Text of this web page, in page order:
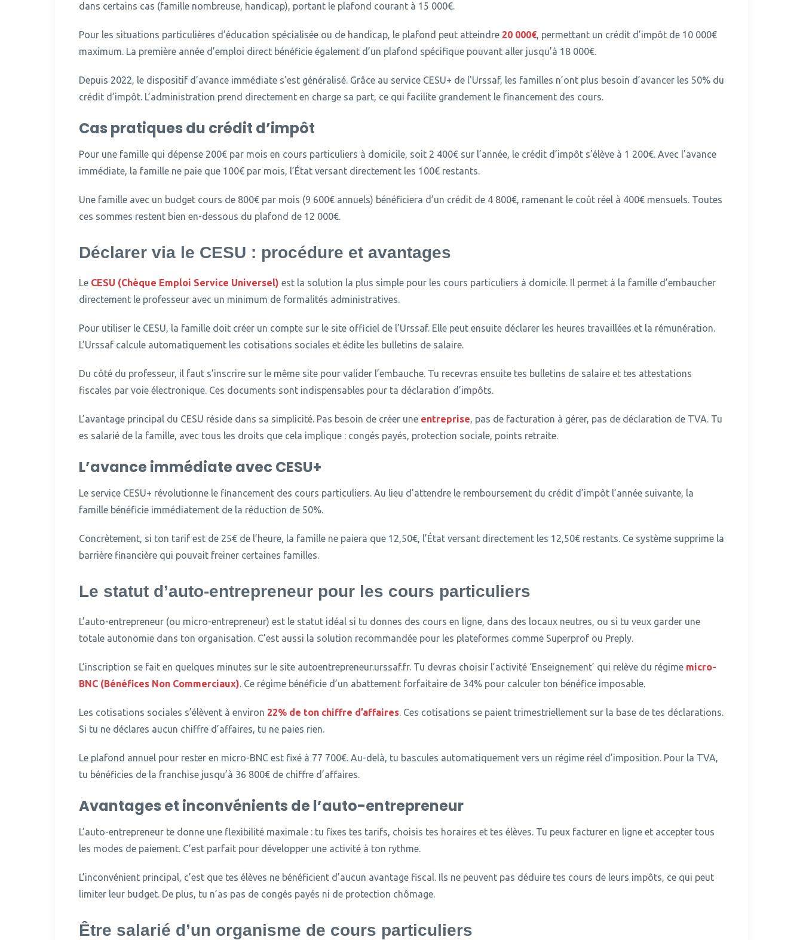
dans certains cas (famille nombreuse, handicap), portant le plafond courant à 15 000€.
Pour les situations particulières d’éducation spécialisée ou de handicap, le plafond peut atteindre 20 000€, permettant un crédit d’impôt de 10 000€
maximum. La première année d’emploi direct bénéficie également d’un plafond spécifique pouvant aller jusqu’à 18 000€.
Depuis 2022, le dispositif d’avance immédiate s’est généralisé. Grâce au service CESU+ de l’Urssaf, les familles n’ont plus besoin d’avancer les 50% du
crédit d’impôt. L’administration prend directement en charge sa part, ce qui facilite grandement le financement des cours.
Cas pratiques du crédit d’impôt
Pour une famille qui dépense 200€ par mois en cours particuliers à domicile, soit 2 400€ sur l’année, le crédit d’impôt s’élève à 1 200€. Avec l’avance
immédiate, la famille ne paie que 100€ par mois, l’État versant directement les 100€ restants.
Une famille avec un budget cours de 800€ par mois (9 600€ annuels) bénéficiera d’un crédit de 4 800€, ramenant le coût réel à 400€ mensuels. Toutes
ces sommes restent bien en-dessous du plafond de 12 000€.
Déclarer via le CESU : procédure et avantages
Le CESU (Chèque Emploi Service Universel) est la solution la plus simple pour les cours particuliers à domicile. Il permet à la famille d’embaucher
directement le professeur avec un minimum de formalités administratives.
Pour utiliser le CESU, la famille doit créer un compte sur le site officiel de l’Urssaf. Elle peut ensuite déclarer les heures travaillées et la rémunération.
L’Urssaf calcule automatiquement les cotisations sociales et édite les bulletins de salaire.
Du côté du professeur, il faut s’inscrire sur le même site pour valider l’embauche. Tu recevras ensuite tes bulletins de salaire et tes attestations
fiscales par voie électronique. Ces documents sont indispensables pour ta déclaration d’impôts.
L’avantage principal du CESU réside dans sa simplicité. Pas besoin de créer une entreprise, pas de facturation à gérer, pas de déclaration de TVA. Tu
es salarié de la famille, avec tous les droits que cela implique : congés payés, protection sociale, points retraite.
L’avance immédiate avec CESU+
Le service CESU+ révolutionne le financement des cours particuliers. Au lieu d’attendre le remboursement du crédit d’impôt l’année suivante, la
famille bénéficie immédiatement de la réduction de 50%.
Concrètement, si ton tarif est de 25€ de l’heure, la famille ne paiera que 12,50€, l’État versant directement les 12,50€ restants. Ce système supprime la
barrière financière qui pouvait freiner certaines familles.
Le statut d’auto-entrepreneur pour les cours particuliers
L’auto-entrepreneur (ou micro-entrepreneur) est le statut idéal si tu donnes des cours en ligne, dans des locaux neutres, ou si tu veux garder une
totale autonomie dans ton organisation. C’est aussi la solution recommandée pour les plateformes comme Superprof ou Preply.
L’inscription se fait en quelques minutes sur le site autoentrepreneur.urssaf.fr. Tu devras choisir l’activité ‘Enseignement’ qui relève du régime micro-
BNC (Bénéfices Non Commerciaux). Ce régime bénéficie d’un abattement forfaitaire de 34% pour calculer ton bénéfice imposable.
Les cotisations sociales s’élèvent à environ 22% de ton chiffre d’affaires. Ces cotisations se paient trimestriellement sur la base de tes déclarations.
Si tu ne déclares aucun chiffre d’affaires, tu ne paies rien.
Le plafond annuel pour rester en micro-BNC est fixé à 77 700€. Au-delà, tu bascules automatiquement vers un régime réel d’imposition. Pour la TVA,
tu bénéficies de la franchise jusqu’à 36 800€ de chiffre d’affaires.
Avantages et inconvénients de l’auto-entrepreneur
L’auto-entrepreneur te donne une flexibilité maximale : tu fixes tes tarifs, choisis tes horaires et tes élèves. Tu peux facturer en ligne et accepter tous
les modes de paiement. C’est parfait pour développer une activité à ton rythme.
L’inconvénient principal, c’est que tes élèves ne bénéficient d’aucun avantage fiscal. Ils ne peuvent pas déduire tes cours de leurs impôts, ce qui peut
limiter leur budget. De plus, tu n’as pas de congés payés ni de protection chômage.
Être salarié d’un organisme de cours particuliers